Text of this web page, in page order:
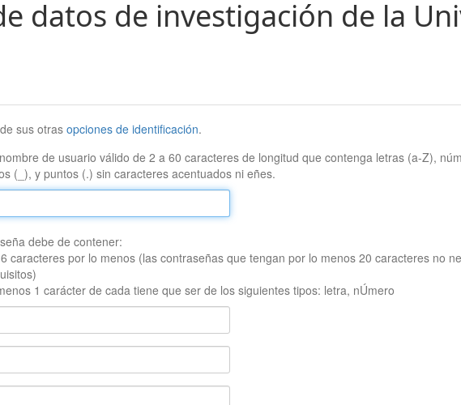
datos de investigación de la
sus otrasopciones de identificación.
de usuario válido de 2 a 60 caracteres de longitud que contenga letras (a-Z),
(_), y puntos (.) sin caracteres acentuados ni eñes.
debe de contener:
caracteres por lo menos (las contraseñas que tengan por lo menos 20 caracteres no
1 carácter de cada tiene que ser de los siguientes tipos: letra, nÚmero